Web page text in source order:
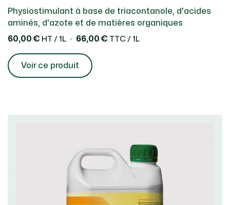
Physiostimulant à base de triacontanole, d'acides
aminés, d'azote et de matières organiques
60,00 € HT / 1L 66,00 € TTC / 1L
Voir ce produit